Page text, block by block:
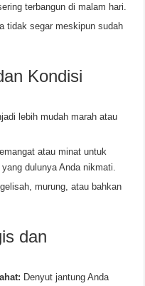
terbangun di malam hari.
tidak segar meskipun sudah
Kondisi
lebih mudah marah atau
atau minat untuk
dulunya Anda nikmati.
murung, atau bahkan
dan
Denyut jantung Anda